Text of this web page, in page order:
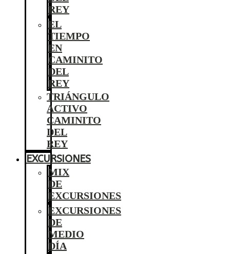
REY
EL
TIEMPO
EN
CAMINITO
DEL
REY
TRIÁNGULO
ACTIVO
CAMINITO
DEL
REY
EXCURSIONES
MIX
DE
EXCURSIONES
EXCURSIONES
DE
MEDIO
DÍA